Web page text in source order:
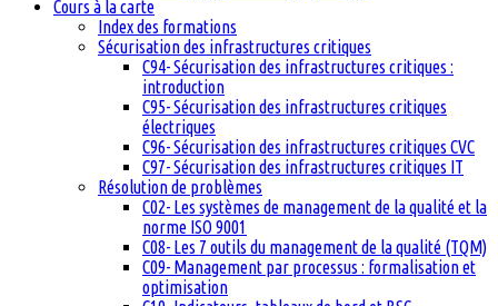
Cours à la carte
Index des formations
Sécurisation des infrastructures critiques
C94- Sécurisation des infrastructures critiques :
introduction
C95- Sécurisation des infrastructures critiques
électriques
C96- Sécurisation des infrastructures critiques CVC
C97- Sécurisation des infrastructures critiques IT
Résolution de problèmes
C02- Les systèmes de management de la qualité et la
norme ISO 9001
C08- Les 7 outils du management de la qualité (TQM)
C09- Management par processus : formalisation et
optimisation